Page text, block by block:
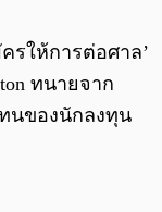
รให้การต่อศาล’
ทนายจาก
นของนักลงทุน